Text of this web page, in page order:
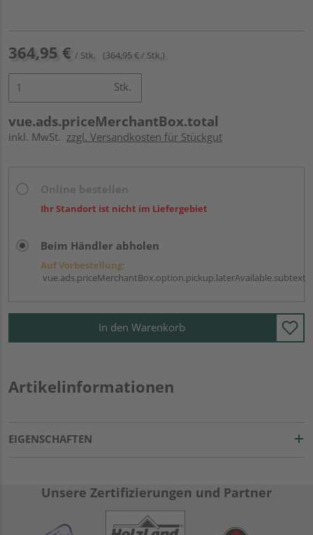
364,95 € / Stk. (364,95 € / Stk.)
Stk.
vue.ads.priceMerchantBox.total
inkl. MwSt. zzgl. Versandkosten für Stückgut
Ihr Standort ist nicht im Liefergebiet
Beim Händler abholen
Auf Vorbestellung:
vue.ads.priceMerchantBox.option.pickup.laterAvailable.subtext
In den Warenkorb
Artikelinformationen
EIGENSCHAFTEN
Unsere Zertifizierungen und Partner